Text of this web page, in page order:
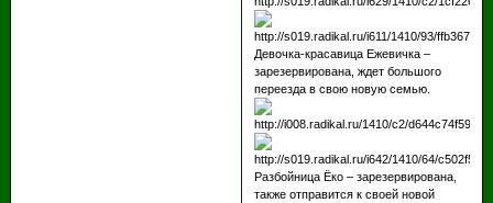
Девочка-красавица Ежевичка –
зарезервирована, ждет большого
переезда в свою новую семью.
Разбойница Ёко – зарезервирована,
также отправится к своей новой